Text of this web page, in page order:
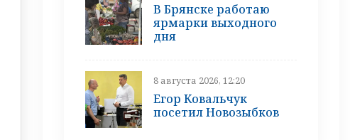
В Брянске работаю
ярмарки выходного
дня
8 августа 2026, 12:20
Егор Ковальчук
посетил Новозыбков